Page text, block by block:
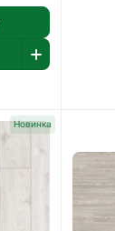
Новинка